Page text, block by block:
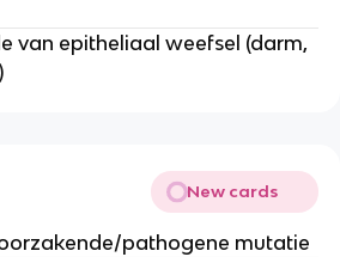
van epitheliaal weefsel (darm,
New cards
pathogene mutatie